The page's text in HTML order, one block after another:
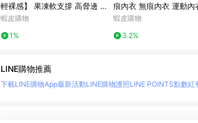
輕裸感】 果凍軟支撐 高脅邊 冰
涼完美包覆 無痕內衣 運動內衣
蝦皮購物
1%
痕內衣 無痕內衣 運動內
涼感內衣 冰絲內衣 無鋼
蝦皮購物
3.2%
LINE購物推薦
下載LINE購物App最新活動LINE購物護照LINE POINTS點數紅